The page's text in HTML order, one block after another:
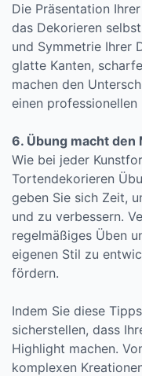
Die Präsentation
das Dekorieren
und Symmetrie Ihrer
glatte Kanten,
machen den
einen professionellen
6. Übung macht den
Wie bei jeder
Tortendekorieren
geben Sie sich Zeit,
und zu verbessern.
regelmäßiges Üben
eigenen Stil zu
fördern.
Indem Sie diese
sicherstellen, dass
Highlight machen.
komplexen